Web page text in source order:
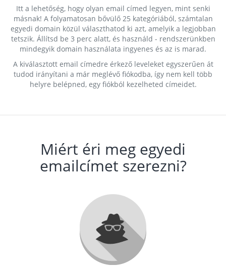
Itt a lehetőség, hogy olyan email címed legyen, mint senki
másnak! A folyamatosan bővülő 25 kategóriából, számtalan
egyedi domain közül választhatod ki azt, amelyik a legjobban
tetszik. Állítsd be 3 perc alatt, és használd - rendszerünkben
mindegyik domain használata ingyenes és az is marad.
A kiválasztott email címedre érkező leveleket egyszerűen át
tudod irányítani a már meglévő fiókodba, így nem kell több
helyre belépned, egy fiókból kezelheted címeidet.
Miért éri meg egyedi
emailcímet szerezni?